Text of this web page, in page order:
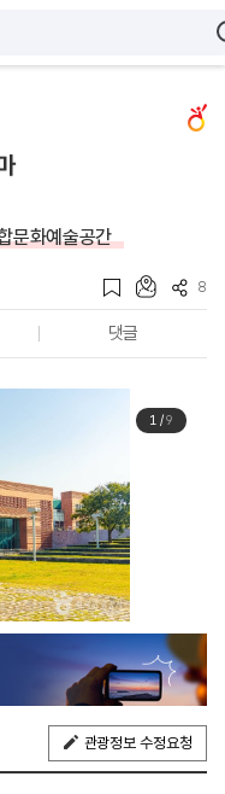
문화예술공간
8
댓글
1 /9
관광정보 수정요청